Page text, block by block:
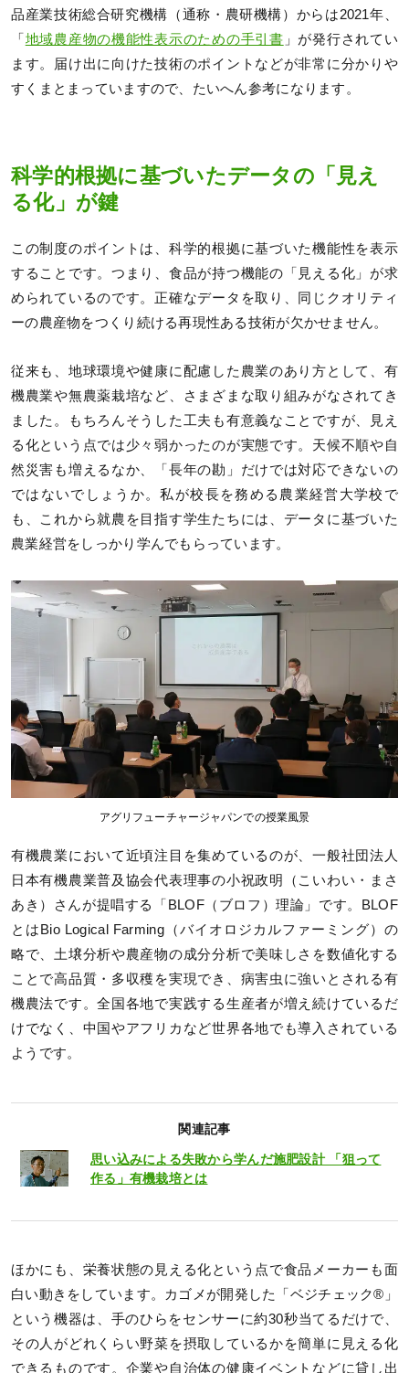
品産業技術総合研究機構（通称・農研機構）からは2021年、
「 地域農産物の機能性表示のための手引書 」が発行されてい
ます。届け出に向けた技術のポイントなどが非常に分かりや
すくまとまっていますので、たいへん参考になります。
科学的根拠に基づいたデータの「見え
る化」が鍵
この制度のポイントは、科学的根拠に基づいた機能性を表示
することです。つまり、食品が持つ機能の「見える化」が求
められているのです。正確なデータを取り、同じクオリティ
ーの農産物をつくり続ける再現性ある技術が欠かせません。
従来も、地球環境や健康に配慮した農業のあり方として、有
機農業や無農薬栽培など、さまざまな取り組みがなされてき
ました。もちろんそうした工夫も有意義なことですが、見え
る化という点では少々弱かったのが実態です。天候不順や自
然災害も増えるなか、「長年の勘」だけでは対応できないの
ではないでしょうか。私が校長を務める農業経営大学校で
も、これから就農を目指す学生たちには、データに基づいた
農業経営をしっかり学んでもらっています。
アグリフューチャージャパンでの授業風景
有機農業において近頃注目を集めているのが、一般社団法人
日本有機農業普及協会代表理事の小祝政明（こいわい・まさ
あき）さんが提唱する「BLOF（ブロフ）理論」です。BLOF
とはBio Logical Farming（バイオロジカルファーミング）の
略で、土壌分析や農産物の成分分析で美味しさを数値化する
ことで高品質・多収穫を実現でき、病害虫に強いとされる有
機農法です。全国各地で実践する生産者が増え続けているだ
けでなく、中国やアフリカなど世界各地でも導入されている
ようです。
関連記事
思い込みによる失敗から学んだ施肥設計 「狙って
作る」有機栽培とは
ほかにも、栄養状態の見える化という点で食品メーカーも面
白い動きをしています。カゴメが開発した「ベジチェック®」
という機器は、手のひらをセンサーに約30秒当てるだけで、
その人がどれくらい野菜を摂取しているかを簡単に見える化
できるものです。企業や自治体の健康イベントなどに貸し出